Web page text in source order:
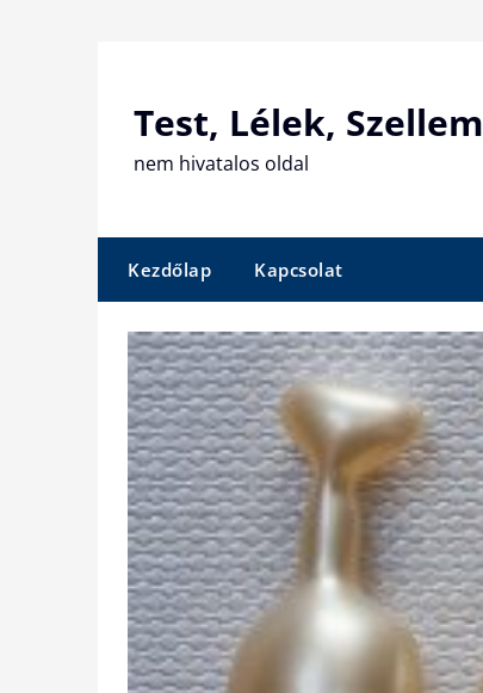
Test, Lélek, Szellem
nem hivatalos oldal
Kezdőlap Kapcsolat